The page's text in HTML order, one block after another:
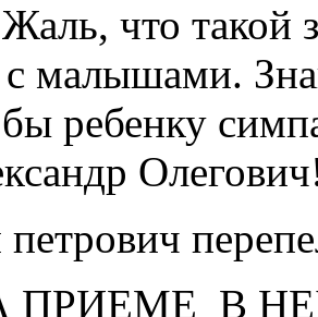
что такой
с малышами.
ребенку
петрович
ПРИЕМЕ В